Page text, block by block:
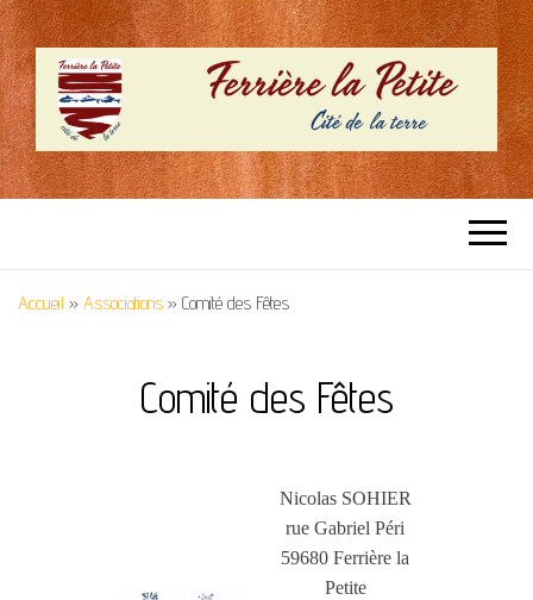
SITE OFFICIEL –
FERRIERE LA
PETITE
Cité de la terre
Accueil » Associations » Comité des Fêtes
Comité des Fêtes
Nicolas SOHIER
rue Gabriel Péri
59680 Ferrière la
Petite